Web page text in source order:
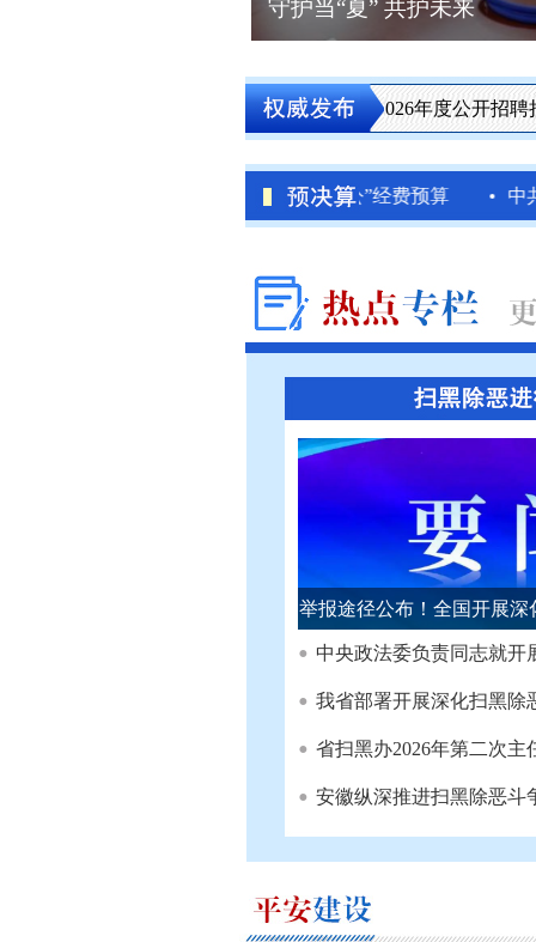
守护当“夏” 共护未来
中共安徽省委政法委员会直属事业单位2026年度公开招聘拟聘
中心2026年一般公共预算“三公”经费预算 中共安徽省
举报途径公布！全国开展深
中央政法委负责同志就开展深化扫黑除
我省部署开展深化扫黑除
省扫黑办2026年第二次主
安徽纵深推进扫黑除恶斗